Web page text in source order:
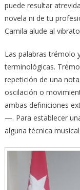
puede resultar
novela ni de tu
Camila alude al
Las palabras trémolo
terminológicas.
repetición de una
oscilación o
ambas definiciones
—. Para establecer
alguna técnica